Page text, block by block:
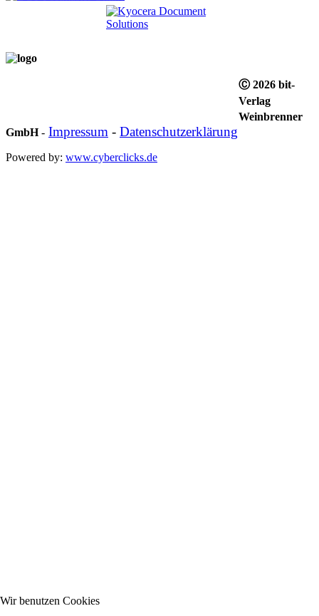
Ⓒ 2026 bit-
Verlag
Weinbrenner
GmbH- Impressum - Datenschutzerklärung
Powered by: www.cyberclicks.de
Wir benutzen Cookies